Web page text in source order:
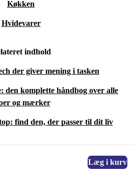
Køkken
Hvidevarer
indhold
der giver mening i tasken
komplette håndbog over alle
og mærker
find den, der passer til dit liv
Læg i kurv